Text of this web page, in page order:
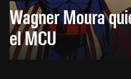
Wagner Moura
el MCU